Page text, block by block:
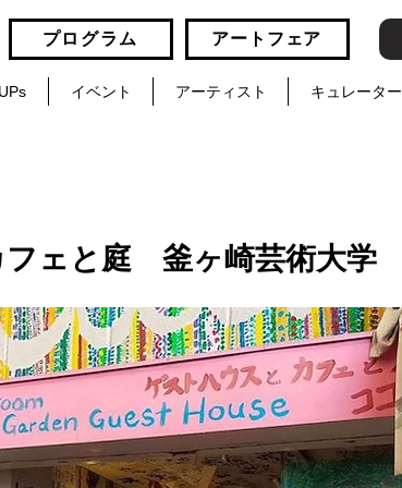
プログラム アートフェア
イベント アーティスト キュレーター
ェと庭 釜ヶ崎芸術大学